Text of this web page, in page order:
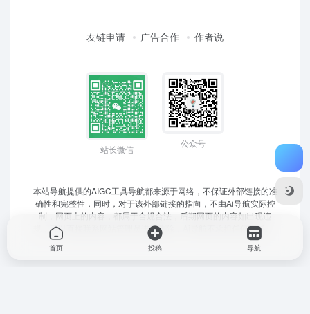
友链申请 广告合作 作者说
站长微信
公众号
本站导航提供的AIGC工具导航都来源于网络，不保证外部链接的准
确性和完整性，同时，对于该外部链接的指向，不由Ai导航实际控
制，网页上的内容，都属于合规合法，后期网页的内容如出现违
规，可以直接联系网站管理员进行删除，Ai导航不承担任何责任。
首页 投稿 导航